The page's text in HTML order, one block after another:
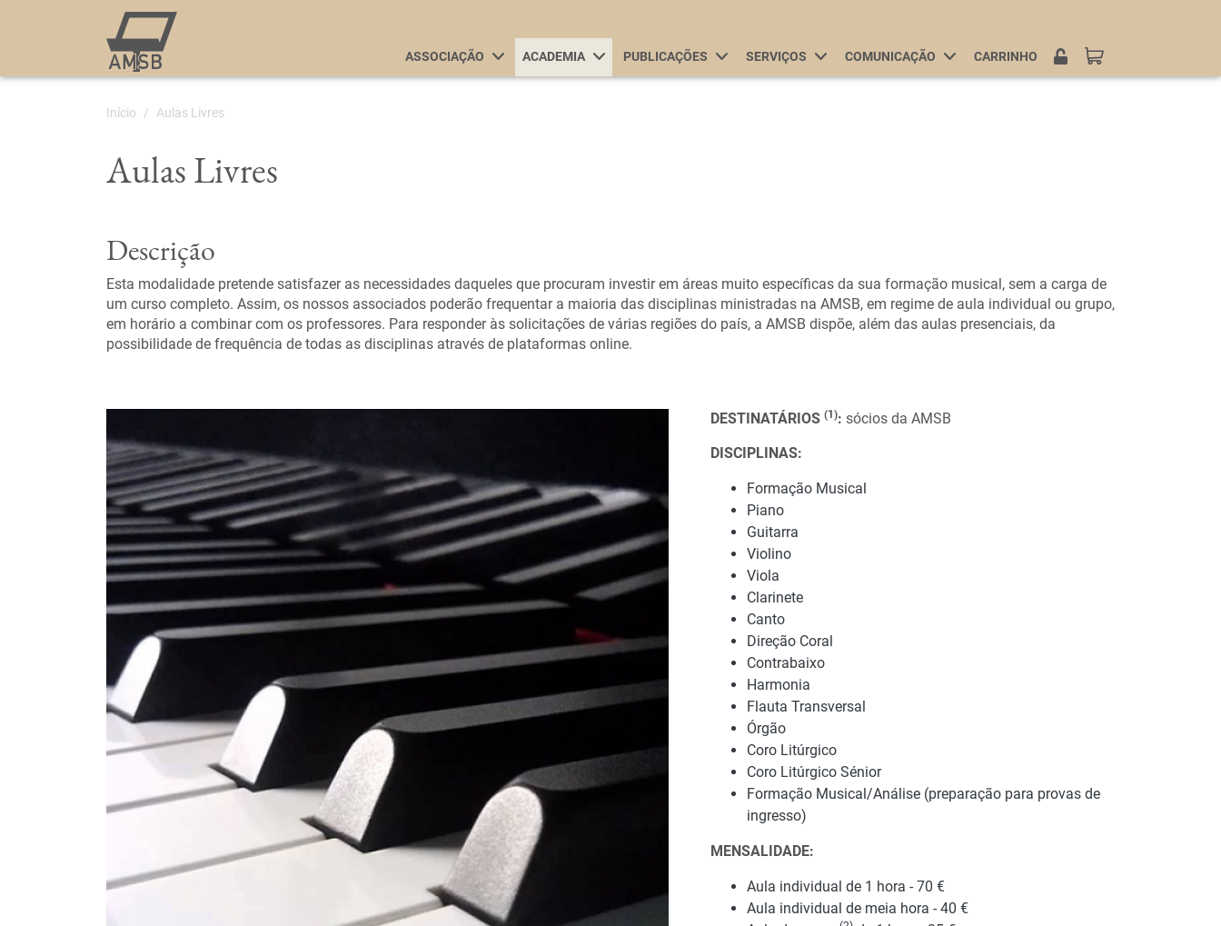
conteúdo
Main navigation
ASSOCIAÇÃO ACADEMIA PUBLICAÇÕES SERVIÇOS COMUNICAÇÃO CARRINHO LOGIN
Início Aulas Livres
Aulas Livres
Descrição
Esta modalidade pretende satisfazer as necessidades daqueles que procuram investir em áreas muito específicas da sua formação musical, sem a carga de
um curso completo. Assim, os nossos associados poderão frequentar a maioria das disciplinas ministradas na AMSB, em regime de aula individual ou grupo,
em horário a combinar com os professores. Para responder às solicitações de várias regiões do país, a AMSB dispõe, além das aulas presenciais, da
possibilidade de frequência de todas as disciplinas através de plataformas online.
DESTINATÁRIOS (1): sócios da AMSB
DISCIPLINAS:
Formação Musical
Piano
Guitarra
Violino
Viola
Clarinete
Canto
Direção Coral
Contrabaixo
Harmonia
Flauta Transversal
Órgão
Coro Litúrgico
Coro Litúrgico Sénior
Formação Musical/Análise (preparação para provas de
ingresso)
MENSALIDADE:
Aula individual de 1 hora - 70 €
Aula individual de meia hora - 40 €